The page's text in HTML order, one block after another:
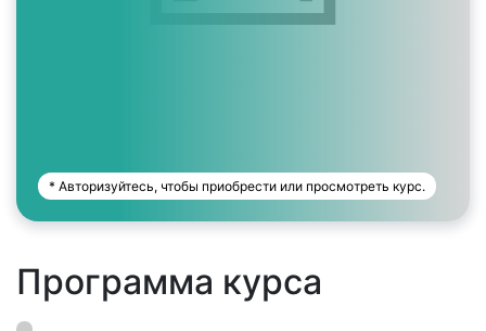
* Авторизуйтесь, чтобы приобрести или просмотреть курс.
Программа курса